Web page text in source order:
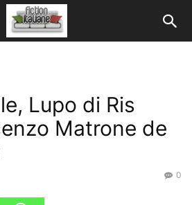
Lupo di Ris
Matrone de
0